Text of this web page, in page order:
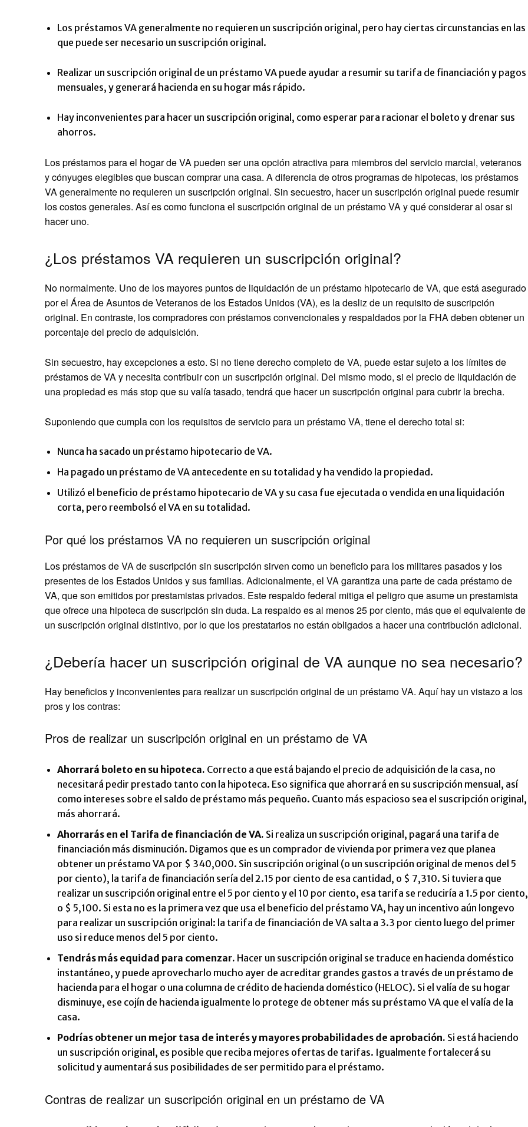
Los préstamos VA generalmente no requieren un suscripción original, pero hay ciertas circunstancias en las
que puede ser necesario un suscripción original.
Realizar un suscripción original de un préstamo VA puede ayudar a resumir su tarifa de financiación y pagos
mensuales, y generará hacienda en su hogar más rápido.
Hay inconvenientes para hacer un suscripción original, como esperar para racionar el boleto y drenar sus
ahorros.
Los préstamos para el hogar de VA pueden ser una opción atractiva para miembros del servicio marcial, veteranos
y cónyuges elegibles que buscan comprar una casa. A diferencia de otros programas de hipotecas, los préstamos
VA generalmente no requieren un suscripción original. Sin secuestro, hacer un suscripción original puede resumir
los costos generales. Así es como funciona el suscripción original de un préstamo VA y qué considerar al osar si
hacer uno.
¿Los préstamos VA requieren un suscripción original?
No normalmente. Uno de los mayores puntos de liquidación de un préstamo hipotecario de VA, que está asegurado
por el Área de Asuntos de Veteranos de los Estados Unidos (VA), es la desliz de un requisito de suscripción
original. En contraste, los compradores con préstamos convencionales y respaldados por la FHA deben obtener un
porcentaje del precio de adquisición.
Sin secuestro, hay excepciones a esto. Si no tiene derecho completo de VA, puede estar sujeto a los límites de
préstamos de VA y necesita contribuir con un suscripción original. Del mismo modo, si el precio de liquidación de
una propiedad es más stop que su valía tasado, tendrá que hacer un suscripción original para cubrir la brecha.
Suponiendo que cumpla con los requisitos de servicio para un préstamo VA, tiene el derecho total si:
Nunca ha sacado un préstamo hipotecario de VA.
Ha pagado un préstamo de VA antecedente en su totalidad y ha vendido la propiedad.
Utilizó el beneficio de préstamo hipotecario de VA y su casa fue ejecutada o vendida en una liquidación
corta, pero reembolsó el VA en su totalidad.
Por qué los préstamos VA no requieren un suscripción original
Los préstamos de VA de suscripción sin suscripción sirven como un beneficio para los militares pasados ​​y los
presentes de los Estados Unidos y sus familias. Adicionalmente, el VA garantiza una parte de cada préstamo de
VA, que son emitidos por prestamistas privados. Este respaldo federal mitiga el peligro que asume un prestamista
que ofrece una hipoteca de suscripción sin duda. La respaldo es al menos 25 por ciento, más que el equivalente de
un suscripción original distintivo, por lo que los prestatarios no están obligados a hacer una contribución adicional.
¿Debería hacer un suscripción original de VA aunque no sea necesario?
Hay beneficios y inconvenientes para realizar un suscripción original de un préstamo VA. Aquí hay un vistazo a los
pros y los contras:
Pros de realizar un suscripción original en un préstamo de VA
Ahorrará boleto en su hipoteca. Correcto a que está bajando el precio de adquisición de la casa, no
necesitará pedir prestado tanto con la hipoteca. Eso significa que ahorrará en su suscripción mensual, así
como intereses sobre el saldo de préstamo más pequeño. Cuanto más espacioso sea el suscripción original,
más ahorrará.
Ahorrarás en el Tarifa de financiación de VA. Si realiza un suscripción original, pagará una tarifa de
financiación más disminución. Digamos que es un comprador de vivienda por primera vez que planea
obtener un préstamo VA por $ 340,000. Sin suscripción original (o un suscripción original de menos del 5
por ciento), la tarifa de financiación sería del 2.15 por ciento de esa cantidad, o $ 7,310. Si tuviera que
realizar un suscripción original entre el 5 por ciento y el 10 por ciento, esa tarifa se reduciría a 1.5 por ciento,
o $ 5,100. Si esta no es la primera vez que usa el beneficio del préstamo VA, hay un incentivo aún longevo
para realizar un suscripción original: la tarifa de financiación de VA salta a 3.3 por ciento luego del primer
uso si reduce menos del 5 por ciento.
Tendrás más equidad para comenzar. Hacer un suscripción original se traduce en hacienda doméstico
instantáneo, y puede aprovecharlo mucho ayer de acreditar grandes gastos a través de un préstamo de
hacienda para el hogar o una columna de crédito de hacienda doméstico (HELOC). Si el valía de su hogar
disminuye, ese cojín de hacienda igualmente lo protege de obtener más su préstamo VA que el valía de la
casa.
Podrías obtener un mejor tasa de interésy mayores probabilidades de aprobación. Si está haciendo
un suscripción original, es posible que reciba mejores ofertas de tarifas. Igualmente fortalecerá su
solicitud y aumentará sus posibilidades de ser permitido para el préstamo.
Contras de realizar un suscripción original en un préstamo de VA